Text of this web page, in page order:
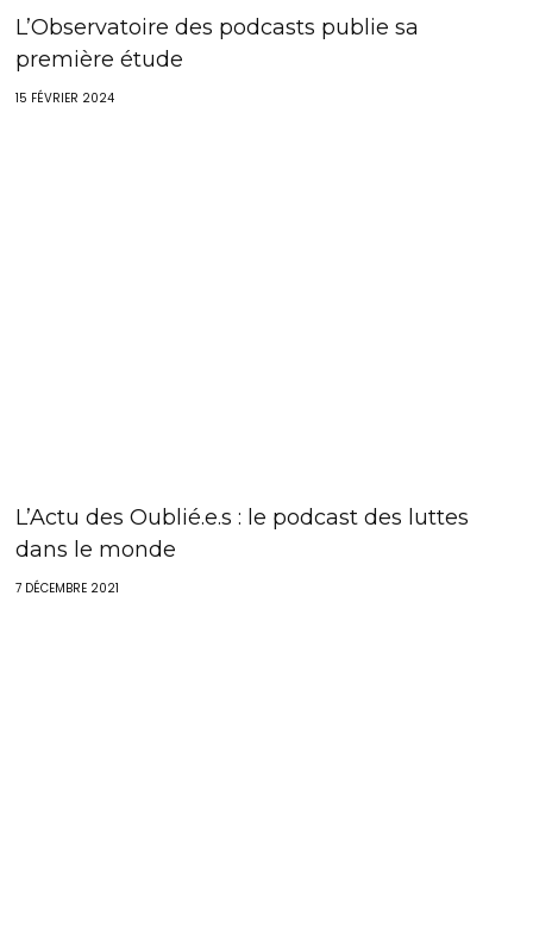
L’Observatoire des podcasts publie sa
première étude
15 FÉVRIER 2024
L’Actu des Oublié.e.s : le podcast des luttes
dans le monde
7 DÉCEMBRE 2021